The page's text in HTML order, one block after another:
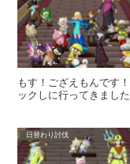
もす！ござえもんです
ックしに行ってきました
日替わり討伐